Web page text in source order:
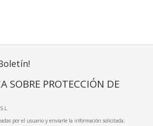
SOBRE PROTECCIÓN DE
por el usuario y enviarle la información solicitada;